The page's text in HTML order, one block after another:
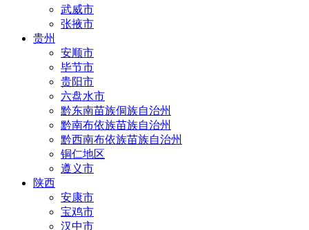
武威市
张掖市
贵州
安顺市
毕节市
贵阳市
六盘水市
黔东南苗族侗族自治州
黔南布依族苗族自治州
黔西南布依族苗族自治州
铜仁地区
遵义市
陕西
安康市
宝鸡市
汉中市